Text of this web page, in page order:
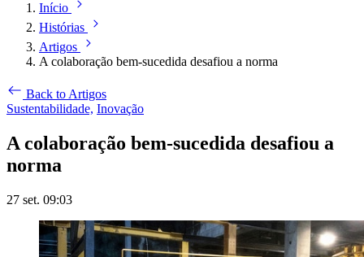
Início
Histórias
Artigos
A colaboração bem-sucedida desafiou a norma
Back to Artigos
Sustentabilidade, Inovação
A colaboração bem-sucedida desafiou a
norma
27 set. 09:03